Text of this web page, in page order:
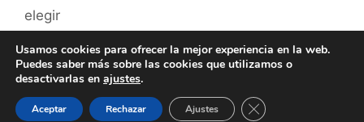
elegir
sobre las cookies|Afiliación
Usamos cookies para ofrecer la mejor experiencia en la web.
Puedes saber más sobre las cookies que utilizamos o
desactivarlas en ajustes.
Aceptar Rechazar Ajustes Cerrar el banner de